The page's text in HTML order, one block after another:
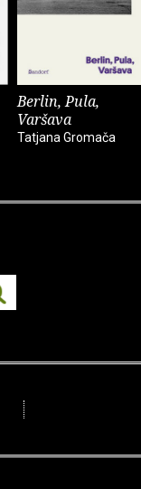
Berlin, Pula,
Varšava
Tatjana Gromača